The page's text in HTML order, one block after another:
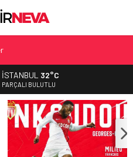
trafik felç
Türkiye’ye gelecek
İSTANBUL 32°C
PARÇALI BULUTLU